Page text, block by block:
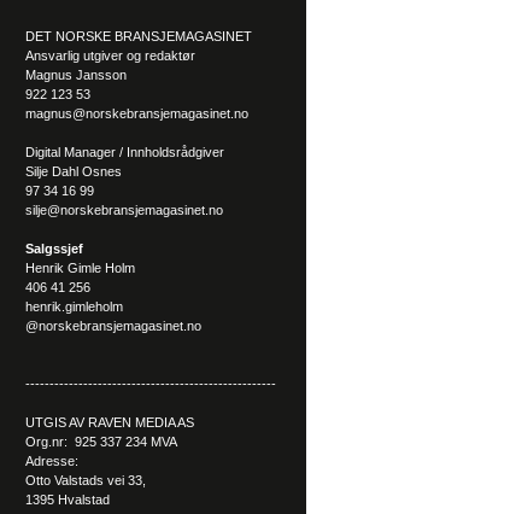
DET NORSKE BRANSJEMAGASINET
Ansvarlig utgiver og redaktør
Magnus Jansson
922 123 53
magnus@norskebransjemagasinet.no
Digital Manager / Innholdsrådgiver
Silje Dahl Osnes
97 34 16 99
silje@norskebransjemagasinet.no
Salgssjef
Henrik Gimle Holm
406 41 256
henrik.gimleholm
@norskebransjemagasinet.no
----------------------------------------------------
UTGIS AV RAVEN MEDIA AS
Org.nr: 925 337 234 MVA
Adresse:
Otto Valstads vei 33,
1395 Hvalstad